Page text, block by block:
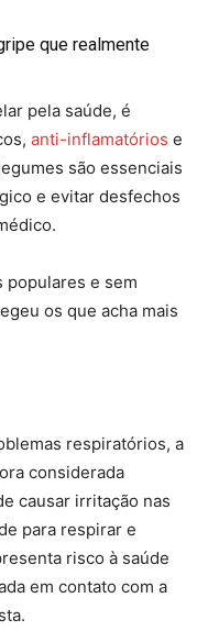
que realmente
pela saúde, é
anti-inflamatórios e
são essenciais
e evitar desfechos
populares e sem
os que acha mais
respiratórios, a
considerada
causar irritação nas
para respirar e
risco à saúde
em contato com a